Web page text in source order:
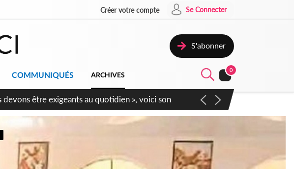
Créer votre compte Se Connecter
S'abonner
COMMUNIQUÉS ARCHIVES
0
de Défense et de Sécurité affichent leur